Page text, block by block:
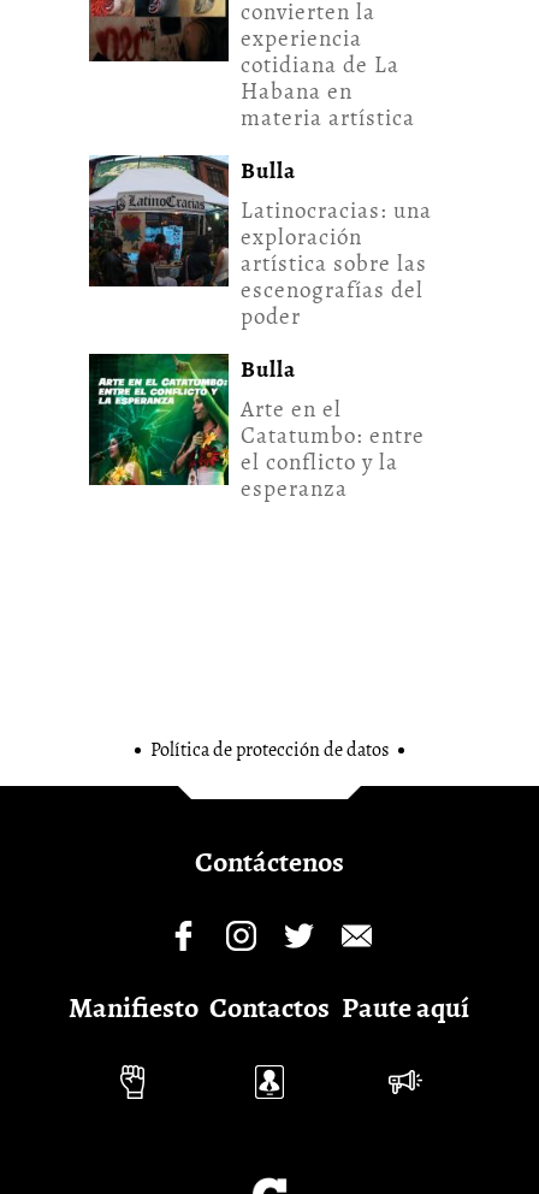
convierten la
experiencia
cotidiana de La
Habana en
materia artística
Bulla
Latinocracias: una
exploración
artística sobre las
escenografías del
poder
Bulla
Arte en el
Catatumbo: entre
el conflicto y la
esperanza
Política de protección de datos
Contáctenos
Manifiesto Contactos Paute aquí